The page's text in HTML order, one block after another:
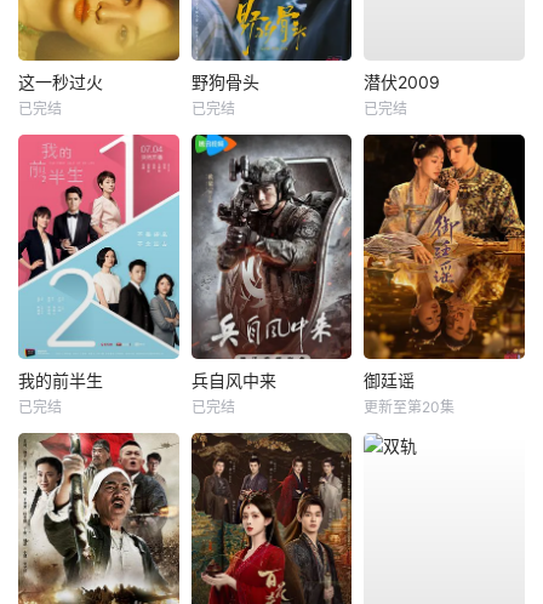
这一秒过火
已完结
野狗骨头
已完结
潜伏2009
已完结
我的前半生
已完结
兵自风中来
已完结
御廷谣
更新至第20集